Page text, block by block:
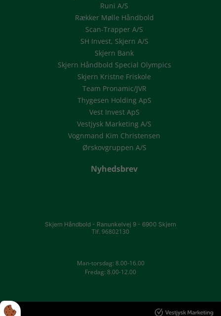
Runi A/S
Rækker Mølle Håndbold
Scan-Trapper A/S
SH Invest, Skjern A/S
Skjern Bank
Skjern Håndbold Special Olympics
Skjern Kristne Friskole
Team Pronamic/JVR
Thygesen Holding ApS
Vest Invest ApS
Vestjysk Marketing A/S
Vognmand Kim Christensen
Ørskovgruppen A/S
Nyhedsbrev
Skjern Håndbold - Ranunkelvej 9 - 6900 Skjern
Tlf. 96802130
Man-torsdag: 8.00-16.00
Fredag: 8.00-12.00